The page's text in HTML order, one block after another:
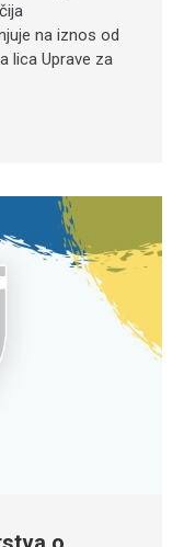
na iznos od
lica Uprave za